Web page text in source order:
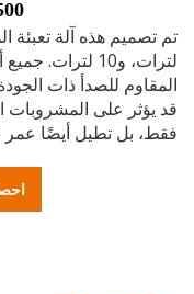
لترات، و10 لترات. جميع
للصدأ ذات الجودة
على المشروبات
بل تطيل أيضًا عمر
احصل